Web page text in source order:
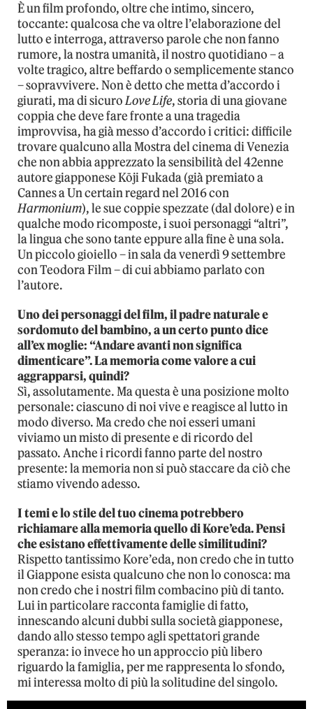
È un film profondo, oltre che intimo, sincero,
toccante: qualcosa che va oltre l’elaborazione del
lutto e interroga, attraverso parole che non fanno
rumore, la nostra umanità, il nostro quotidiano – a
volte tragico, altre beffardo o semplicemente stanco
– sopravvivere. Non è detto che metta d’accordo i
giurati, ma di sicuroLove Life, storia di una giovane
coppia che deve fare fronte a una tragedia
improvvisa, ha già messo d’accordo i critici: difficile
trovare qualcuno alla Mostra del cinema di Venezia
che non abbia apprezzato la sensibilità del 42enne
autore giapponese Kōji Fukada (già premiato a
Cannes a Un certain regard nel 2016 con
Harmonium), le sue coppie spezzate (dal dolore) e in
qualche modo ricomposte, i suoi personaggi “altri”,
la lingua che sono tante eppure alla fine è una sola.
Un piccolo gioiello – in sala da venerdì 9 settembre
con Teodora Film – di cui abbiamo parlato con
l’autore.
Uno dei personaggi del film, il padre naturale e
sordomuto del bambino, a un certo punto dice
all’ex moglie: “Andare avanti non significa
dimenticare”. La memoria come valore a cui
aggrapparsi, quindi?
Sì, assolutamente. Ma questa è una posizione molto
personale: ciascuno di noi vive e reagisce al lutto in
modo diverso. Ma credo che noi esseri umani
viviamo un misto di presente e di ricordo del
passato. Anche i ricordi fanno parte del nostro
presente: la memoria non si può staccare da ciò che
stiamo vivendo adesso.
I temi e lo stile del tuo cinema potrebbero
richiamare alla memoria quello di Kore’eda. Pensi
che esistano effettivamente delle similitudini?
Rispetto tantissimo Kore’eda, non credo che in tutto
il Giappone esista qualcuno che non lo conosca: ma
non credo che i nostri film combacino più di tanto.
Lui in particolare racconta famiglie di fatto,
innescando alcuni dubbi sulla società giapponese,
dando allo stesso tempo agli spettatori grande
speranza: io invece ho un approccio più libero
riguardo la famiglia, per me rappresenta lo sfondo,
mi interessa molto di più la solitudine del singolo.